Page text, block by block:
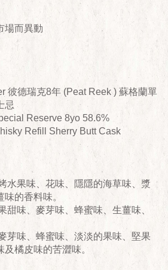
場而異動
彼德瑞克8年 (Peat Reek ) 蘇格蘭單
忌
Reserve 8yo 58.6%
Refill Sherry Butt Cask
水果味、花味、隱隱的海草味、漿
的香料味。
甜味、麥芽味、蜂蜜味、生薑味、
芽味、蜂蜜味、淡淡的果味、堅果
及橘皮味的苦澀味。